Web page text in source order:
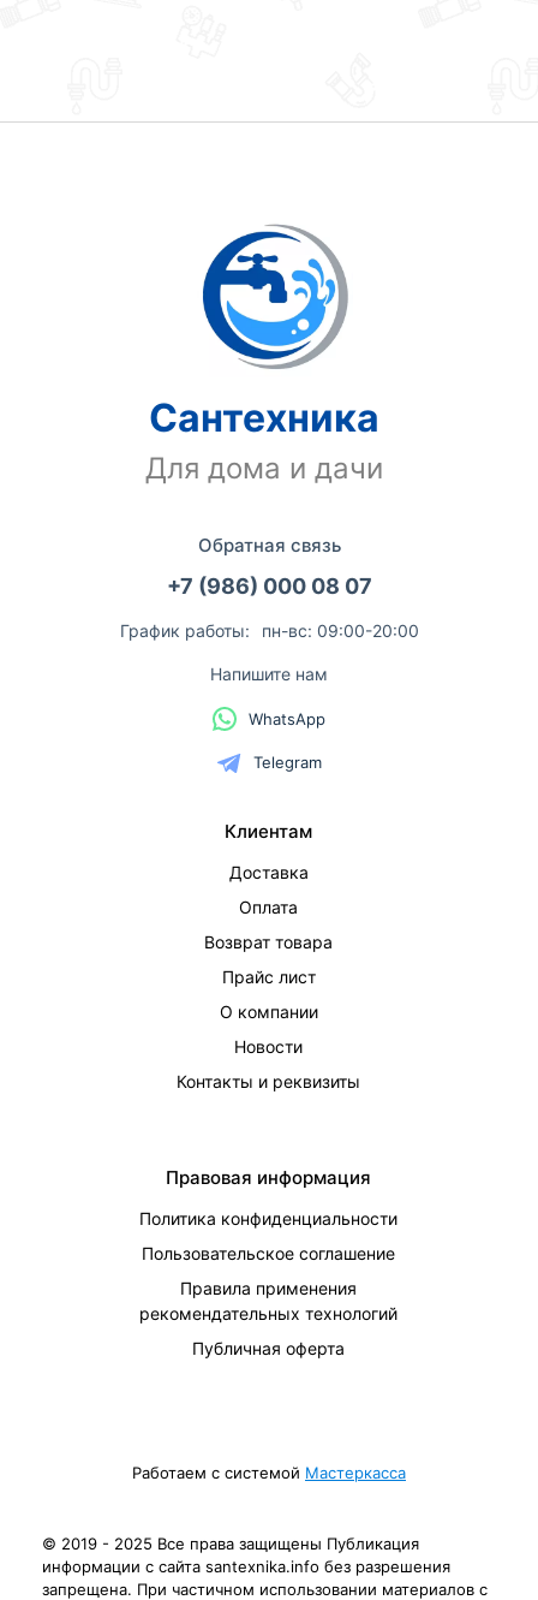
Сантехника
Для дома и дачи
Обратная связь
+7 (986) 000 08 07
График работы: пн-вс: 09:00-20:00
Напишите нам
WhatsApp
Telegram
Клиентам
Доставка
Оплата
Возврат товара
Прайс лист
О компании
Новости
Контакты и реквизиты
Правовая информация
Политика конфиденциальности
Пользовательское соглашение
Правила применения
рекомендательных технологий
Публичная оферта
Работаем с системой Мастеркасса
© 2019 - 2025 Все права защищены Публикация
информации с сайта santexnika.info без разрешения
запрещена. При частичном использовании материалов с